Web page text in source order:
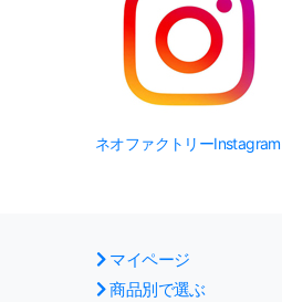
ネオファクトリーInstagram
マイページ
商品別で選ぶ